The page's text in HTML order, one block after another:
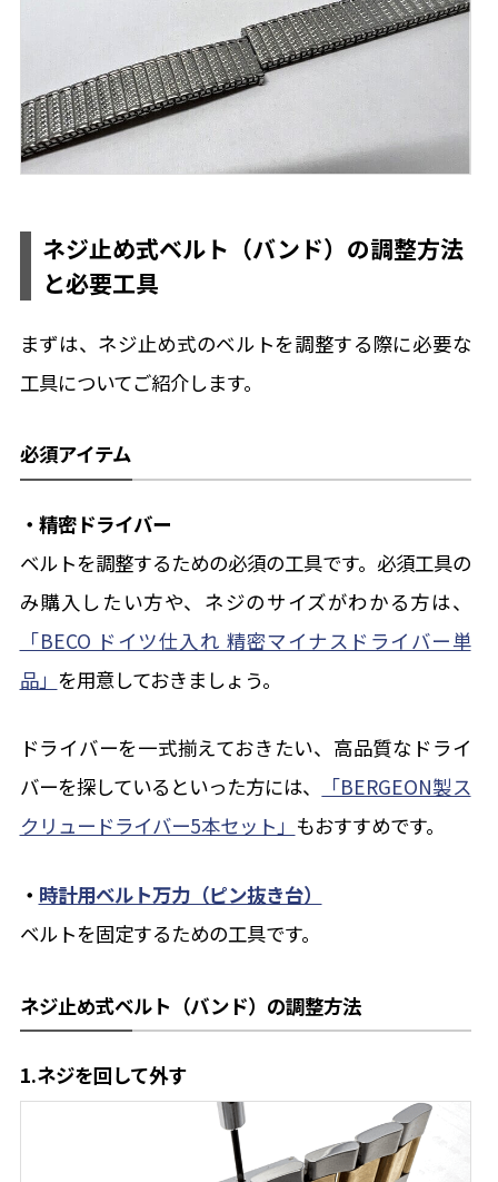
ネジ止め式ベルト（バンド）の調整方法
と必要工具
まずは、ネジ止め式のベルトを調整する際に必要な
工具についてご紹介します。
必須アイテム
・精密ドライバー
ベルトを調整するための必須の工具です。必須工具の
み購入したい方や、ネジのサイズがわかる方は、
「BECO ドイツ仕入れ 精密マイナスドライバー単
品」 を用意しておきましょう。
ドライバーを一式揃えておきたい、高品質なドライ
バーを探しているといった方には、
「BERGEON製ス
クリュードライバー5本セット」 もおすすめです。
・ 時計用ベルト万力（ピン抜き台）
ベルトを固定するための工具です。
ネジ止め式ベルト（バンド）の調整方法
1.ネジを回して外す